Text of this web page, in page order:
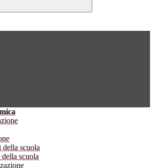
della scuola
scuola